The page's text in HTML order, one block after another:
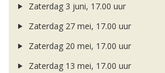
Zaterdag 3 juni, 17.00 uur
Zaterdag 27 mei, 17.00 uur
Zaterdag 20 mei, 17.00 uur
Zaterdag 13 mei, 17.00 uur